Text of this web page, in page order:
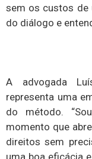
sem os custos de
do diálogo e
A advogada
representa uma
do método.
momento que
direitos sem